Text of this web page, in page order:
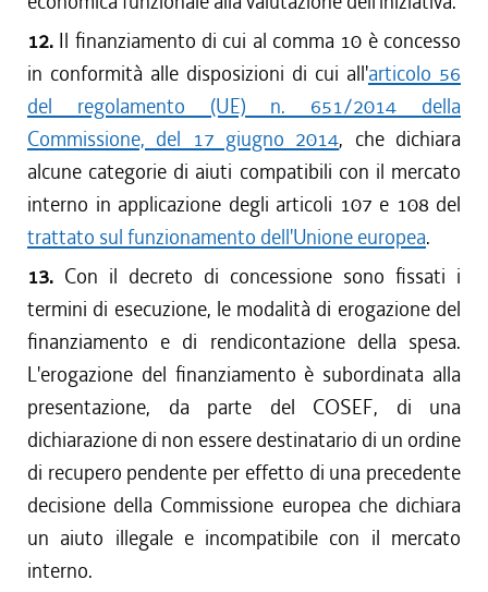
12. Il finanziamento di cui al comma 10 è concesso
in conformità alle disposizioni di cui all'articolo 56
del regolamento (UE) n. 651/2014 della
Commissione, del 17 giugno 2014, che dichiara
alcune categorie di aiuti compatibili con il mercato
interno in applicazione degli articoli 107 e 108 del
trattato sul funzionamento dell'Unione europea.
13. Con il decreto di concessione sono fissati i
termini di esecuzione, le modalità di erogazione del
finanziamento e di rendicontazione della spesa.
L'erogazione del finanziamento è subordinata alla
presentazione, da parte del COSEF, di una
dichiarazione di non essere destinatario di un ordine
di recupero pendente per effetto di una precedente
decisione della Commissione europea che dichiara
un aiuto illegale e incompatibile con il mercato
interno.